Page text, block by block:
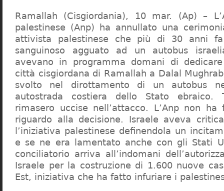
Ramallah (Cisgiordania), 10 mar. (Ap) –
palestinese (Anp) ha annullato una
attivista palestinese che più di 30 anni
sanguinoso agguato ad un autobus
avevano in programma domani di
città cisgiordana di Ramallah a Dalal
svolto nel dirottamento di un autobus
autostrada costiera dello Stato ebraico.
rimasero uccise nell’attacco. L’Anp non ha
riguardo alla decisione. Israele aveva
l’iniziativa palestinese definendola un
e se ne era lamentato anche con gli Stati
conciliatorio arriva all’indomani
Israele per la costruzione di 1.600 nuove
Est, iniziativa che ha fatto infuriare i